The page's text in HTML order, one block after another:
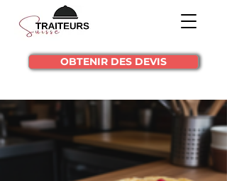
OBTENIR DES DEVIS